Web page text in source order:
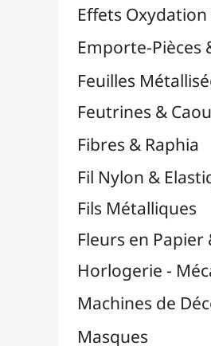
Plastique Fou
Poncage / Émeri
Quilling / Pliage
Reliure & Cinch
Sable, Strass & Paillettes 
Savons
Serviettes
Sublimation
Tampons et Encreurs 
Washi Tape / Masking Tape
EFCOLOR - Émaux à Froid
Médiums, Vernis & Colles
Modelage / Sculpture
Peintures / Couleurs